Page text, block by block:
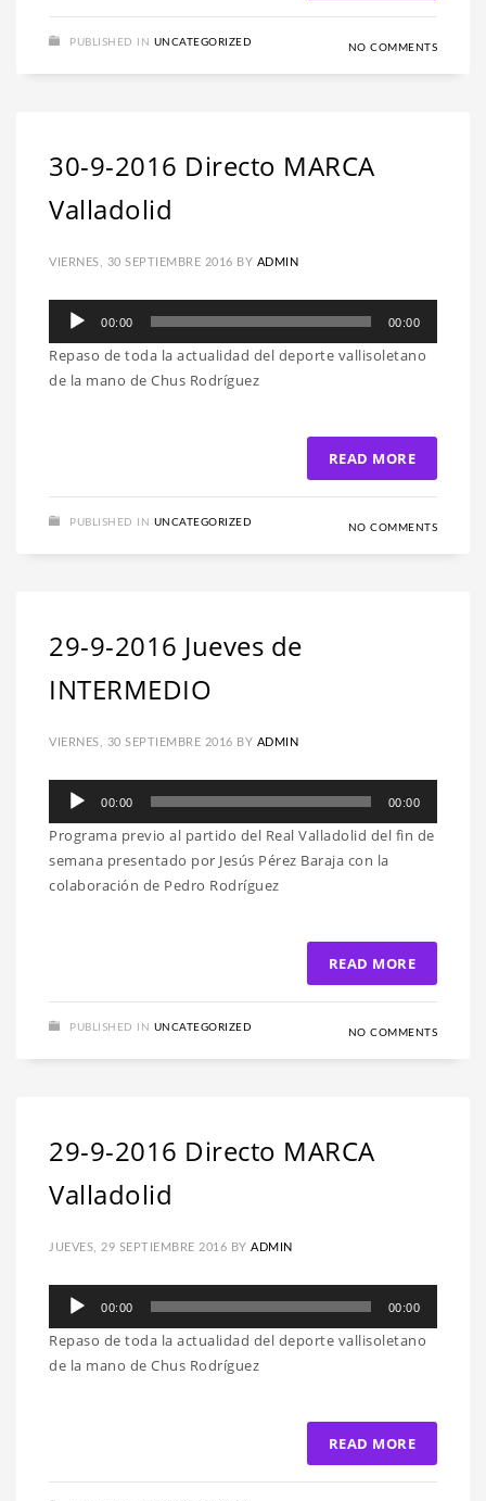
PUBLISHED IN UNCATEGORIZED NO COMMENTS
30-9-2016 Directo MARCA
Valladolid
VIERNES, 30 SEPTIEMBRE 2016 BY ADMIN
Reproductor
audio
00:00 00:00
Repaso de toda la actualidad del deporte vallisoletano
de la mano de Chus Rodríguez
READ MORE
PUBLISHED IN UNCATEGORIZED NO COMMENTS
29-9-2016 Jueves de
INTERMEDIO
VIERNES, 30 SEPTIEMBRE 2016 BY ADMIN
Reproductor
audio
00:00 00:00
Programa previo al partido del Real Valladolid del fin de
semana presentado por Jesús Pérez Baraja con la
colaboración de Pedro Rodríguez
READ MORE
PUBLISHED IN UNCATEGORIZED NO COMMENTS
29-9-2016 Directo MARCA
Valladolid
JUEVES, 29 SEPTIEMBRE 2016 BY ADMIN
Reproductor
audio
00:00 00:00
Repaso de toda la actualidad del deporte vallisoletano
de la mano de Chus Rodríguez
READ MORE